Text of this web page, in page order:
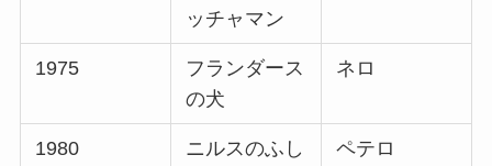
ッチャマン
1975
フランダース
の犬
ネロ
1980
ニルスのふし
ペテロ